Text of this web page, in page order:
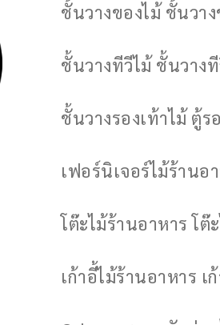
ชั้นวางของไม้ ชั้นวา
ชั้นวางทีวีไม้ ชั้นวาง
ชั้นวางรองเท้าไม้ ตู้ร
เฟอร์นิเจอร์ไม้ร้านอ
โต๊ะไม้ร้านอาหาร โต๊
เก้าอี้ไม้ร้านอาหาร